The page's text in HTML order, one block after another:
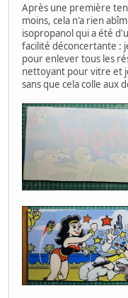
Après une première
moins, cela n'a rien
isopropanol qui a été
facilité déconcertante :
pour enlever tous les
nettoyant pour vitre et
sans que cela colle aux